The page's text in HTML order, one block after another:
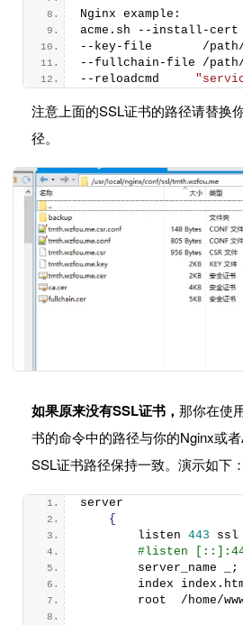
Nginx example:
acme. sh --install-cert
--key-file       /
--fullchain-file /
--reloadcmd
注意上面的SSL证书的路径请替换
径。
如果原来没有SSL证书， 那你在使
书的命令中的路径与你的Nginx或
SSL证书路径保持一致。演示如下：
server
{
        listen
443 ssl
#listen
        server_name _;
        index index.
root  /home/